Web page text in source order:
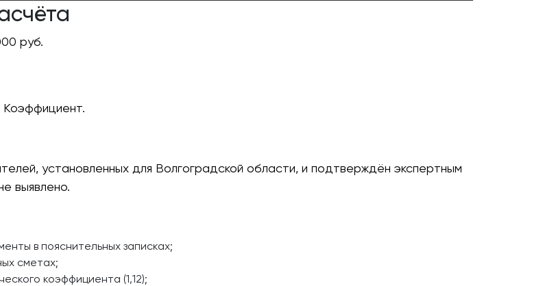
руб.
Коэффициент.
установленных для Волгоградской области, и подтверждён экспертным
выявлено.
в пояснительных записках;
сметах;
коэффициента (1,12);